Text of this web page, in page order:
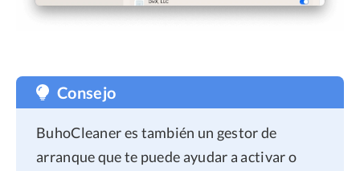
Consejo
BuhoCleaner es también un gestor de
arranque que te puede ayudar a activar o